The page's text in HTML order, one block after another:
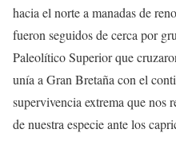
hacia el norte a manadas de
fueron seguidos de cerca por
Paleolítico Superior que
unía a Gran Bretaña con el
supervivencia extrema que nos
de nuestra especie ante los